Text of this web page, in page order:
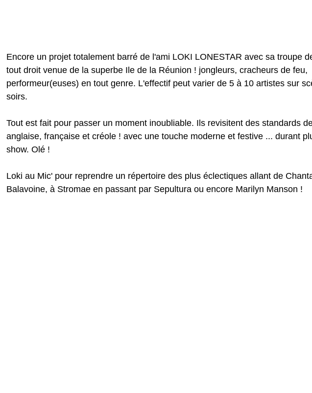
Encore un projet totalement barré de l'ami LOKI LONESTAR avec sa troupe
tout droit venue de la superbe Ile de la Réunion ! jongleurs, cracheurs de feu,
performeur(euses) en tout genre. L'effectif peut varier de 5 à 10 artistes sur
soirs.
Tout est fait pour passer un moment inoubliable. Ils revisitent des standards
anglaise, française et créole ! avec une touche moderne et festive ... durant
show. Olé !
Loki au Mic' pour reprendre un répertoire des plus éclectiques allant de
Balavoine, à Stromae en passant par Sepultura ou encore Marilyn Manson !